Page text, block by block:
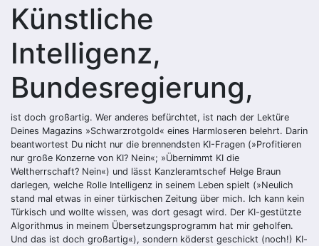
Künstliche
Intelligenz,
Bundesregierung,
ist doch großartig. Wer anderes befürchtet, ist nach der Lektüre
Deines Magazins »Schwarzrotgold« eines Harmloseren belehrt. Darin
beantwortest Du nicht nur die brennendsten KI-Fragen (»Profitieren
nur große Konzerne von KI? Nein«; »Übernimmt KI die
Weltherrschaft? Nein«) und lässt Kanzleramtschef Helge Braun
darlegen, welche Rolle Intelligenz in seinem Leben spielt (»Neulich
stand mal etwas in einer türkischen Zeitung über mich. Ich kann kein
Türkisch und wollte wissen, was dort gesagt wird. Der KI-gestützte
Algorithmus in meinem Übersetzungsprogramm hat mir geholfen.
Und das ist doch großartig«), sondern köderst geschickt (noch!) KI-